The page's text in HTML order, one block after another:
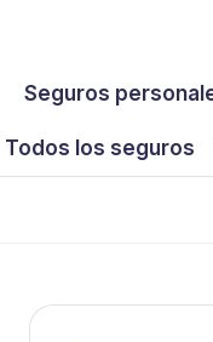
Seguros
Todos los seguros